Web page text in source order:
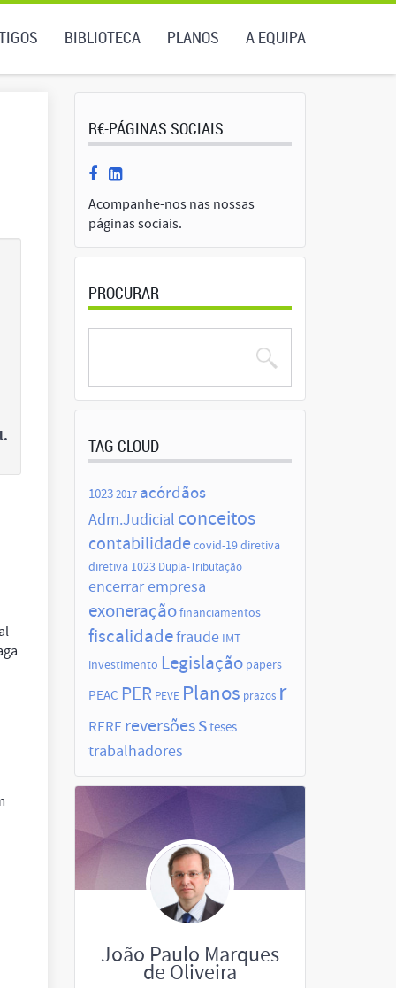
BIBLIOTECA PLANOS A EQUIPA
R€-PÁGINAS SOCIAIS:
Acompanhe-nos nas nossas
páginas sociais.
PROCURAR
TAG CLOUD
10232017 acórdãos
Adm.Judicial conceitos
contabilidade covid-19diretiva
diretiva 1023 Dupla-Tributação
encerrar empresa
exoneraçãofinanciamentos
fiscalidadefraude IMT
investimento Legislação papers
PEAC PER PEVE Planos prazos r
RERE reversõessteses
trabalhadores
João Paulo Marques
de Oliveira